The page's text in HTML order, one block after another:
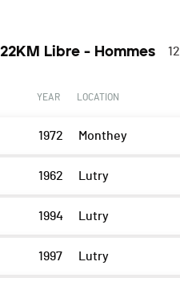
22KM Libre - Hommes 12
YEAR LOCATION
1972 Monthey
1962 Lutry
1994 Lutry
1997 Lutry